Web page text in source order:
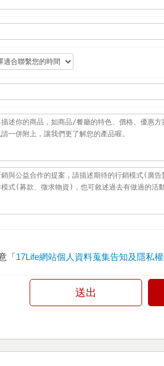
「17Life網站個人資料蒐集告知及隱私
送出